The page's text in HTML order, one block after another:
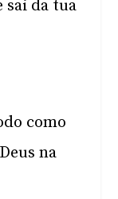
sai da tua
como
na